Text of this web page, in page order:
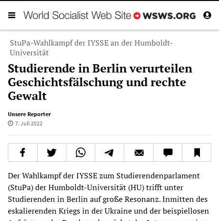
StuPa-Wahlkampf der IYSSE an der Humboldt-
Universität
Studierende in Berlin verurteilen
Geschichtsfälschung und rechte
Gewalt
Unsere Reporter
7. Juli 2022
Der Wahlkampf der IYSSE zum Studierendenparlament
(StuPa) der Humboldt-Universität (HU) trifft unter
Studierenden in Berlin auf große Resonanz. Inmitten des
eskalierenden Kriegs in der Ukraine und der beispiellosen